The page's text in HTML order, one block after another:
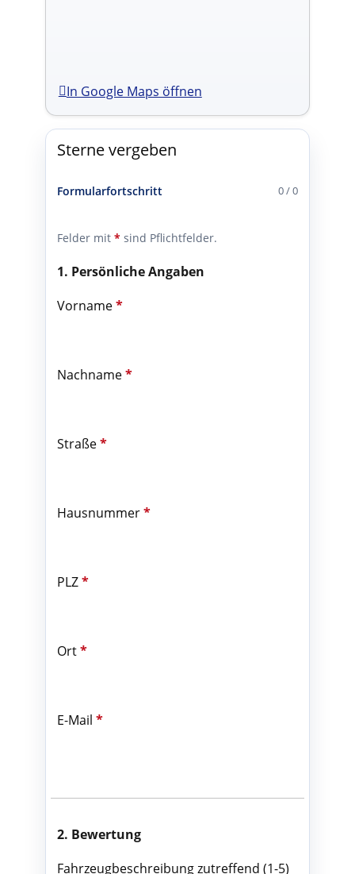
In Google Maps öffnen
Sterne vergeben
Formularfortschritt 0 / 0
Felder mit *sind Pflichtfelder.
1. Persönliche Angaben
Vorname*
Nachname*
Straße*
Hausnummer*
PLZ*
Ort*
E-Mail *
2. Bewertung
Fahrzeugbeschreibung zutreffend (1-5)